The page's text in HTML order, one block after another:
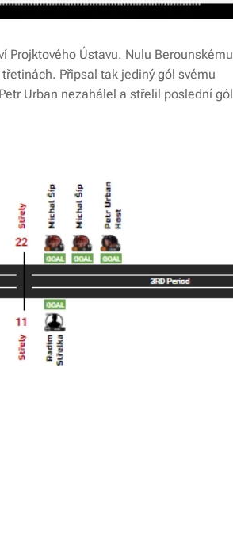
Ústavu. Nulu Berounskému
Připsal tak jediný gól svému
Urban nezahálel a střelil poslední gól